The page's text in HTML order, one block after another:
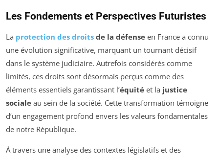
Les Fondements et Perspectives Futuristes
La protection des droits de la défense en France a connu
une évolution significative, marquant un tournant décisif
dans le système judiciaire. Autrefois considérés comme
limités, ces droits sont désormais perçus comme des
éléments essentiels garantissant l’équité et la justice
sociale au sein de la société. Cette transformation témoigne
d’un engagement profond envers les valeurs fondamentales
de notre République.
À travers une analyse des contextes législatifs et des